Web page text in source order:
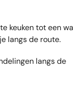
keuken tot een
langs de route.
langs de